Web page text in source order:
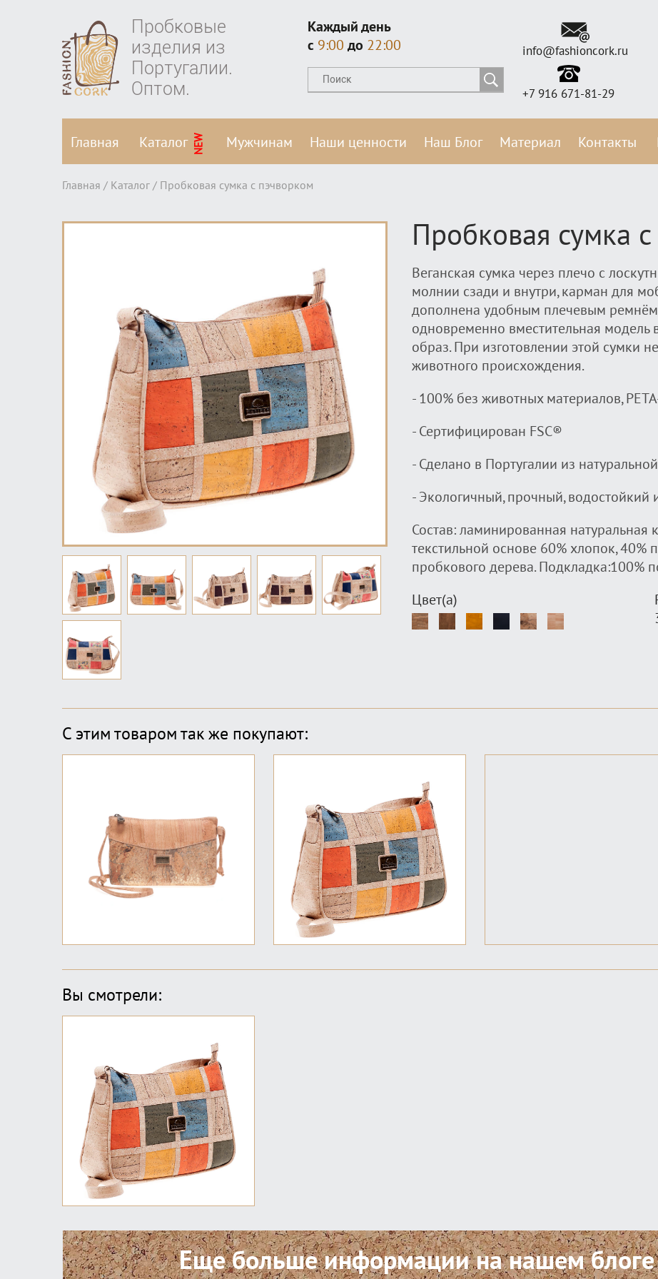
Пробковые
изделия из
Португалии.
Оптом.
Каждый день
c 9:00 до 22:00 info@fashioncork.ru
+7 916 671-81-29
Главная Каталог NEW Мужчинам Наши ценности Наш Блог Материал Контакты
Главная / Каталог / Пробковая сумка с пэчворком
Пробковая сумка
Веганская сумка через плечо с
молнии сзади и внутри, карман для
дополнена удобным плечевым
одновременно вместительная
образ. При изготовлении этой сумки
животного происхождения.
- 100% без животных материалов,
- Сертифицирован FSC®
- Сделано в Португалии из
- Экологичный, прочный, водостойкий
Состав: ламинированная натуральная
текстильной основе 60% хлопок, 40%
пробкового дерева. Подкладка:100%
Цвет(а)
С этим товаром так же покупают:
Вы смотрели:
Еще больше информации на нашем